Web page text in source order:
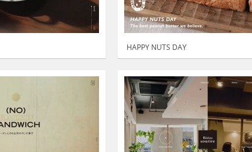
HAPPY NUTS DAY